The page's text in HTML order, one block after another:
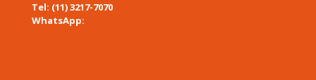
Tel: (11) 3217-7070
WhatsApp: